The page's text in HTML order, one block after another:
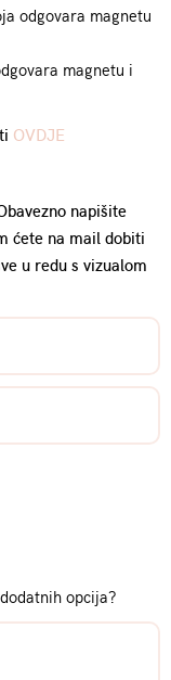
odgovara magnetu
magnetu i
OVDJE
napišite
ćete na mail dobiti
u redu s vizualom
opcija?